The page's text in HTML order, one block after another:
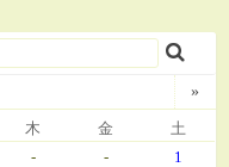
»
木 金 土
- -
1